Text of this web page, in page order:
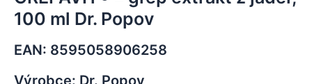
100 ml Dr. Popov
EAN: 8595058906258